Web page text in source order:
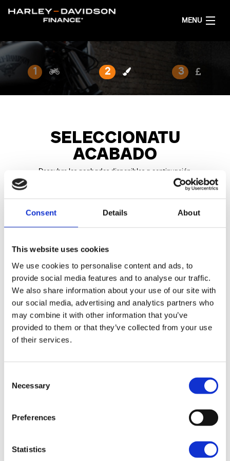
Consent Details About
This website uses cookies
We use cookies to personalise content and ads, to
provide social media features and to analyse our traffic.
We also share information about your use of our site with
our social media, advertising and analytics partners who
may combine it with other information that you’ve
provided to them or that they’ve collected from your use
of their services.
Selection
Necessary
Preferences
Statistics
MENU
PÁGINA PRINCIPAL
OBTENER COTIZACIONES FINANCIERAS
1 2 3
SELECCIONATU
ACABADO
Descubre los acabados disponibles a continuación.
Breakout™
Dark Billiard Gray
30,600.00 €
Breakout™
Vivid Black
Breakout™
31,350.00 €
Breakout™